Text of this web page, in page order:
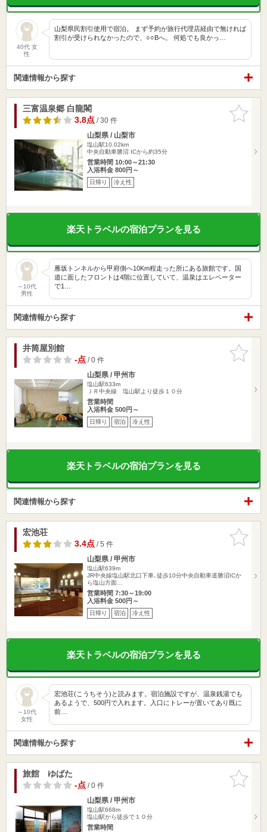
40代 女
性
山梨県民割引使用で宿泊。 まず予約が旅行代理店経由で無ければ
割引が受けられなかったので、○○Bへ。 何処でも良かっ…
関連情報から探す
お気に入
りに追加
三富温泉郷 白龍閣
3.8点/ 30 件
山梨県 / 山梨市
塩山駅10.02km
中央自動車勝沼 ICから約35分
営業時間 10:00～21:30
入浴料金 800円～
日帰り 冷え性
楽天トラベルの宿泊プランを見る
～10代
男性
雁坂トンネルから甲府側へ10Km程走った所にある旅館です。国
道に面したフロントは4階に位置していて、温泉はエレベーター
で1…
関連情報から探す
お気に入
りに追加
井筒屋別館
-点/ 0 件
山梨県 / 甲州市
塩山駅633m
ＪＲ中央線 塩山駅より徒歩１０分
営業時間
入浴料金 500円～
日帰り 宿泊 冷え性
楽天トラベルの宿泊プランを見る
関連情報から探す
お気に入
りに追加
宏池荘
3.4点/ 5 件
山梨県 / 甲州市
塩山駅639m
JR中央線塩山駅北口下車､徒歩10分中央自動車道勝沼ICか
ら塩山方面…
営業時間 7:30～19:00
入浴料金 500円～
日帰り 宿泊 冷え性
楽天トラベルの宿泊プランを見る
～10代
女性
宏池荘(こうちそう)と読みます。宿泊施設ですが、温泉銭湯でも
あるようで、500円で入れます。入口にトレーが置いてあり既に
前…
関連情報から探す
お気に入
りに追加
旅館 ゆばた
-点/ 0 件
山梨県 / 甲州市
塩山駅668m
塩山駅から徒歩で１０分
営業時間